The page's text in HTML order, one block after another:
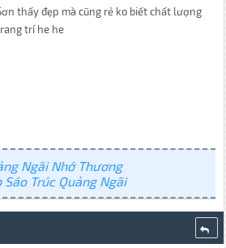
thấy đẹp mà cũng rẻ ko biết chất lượng
trí he he
Ngãi Nhớ Thương
Sáo Trúc Quảng Ngãi